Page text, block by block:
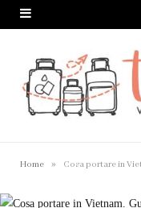
Home »